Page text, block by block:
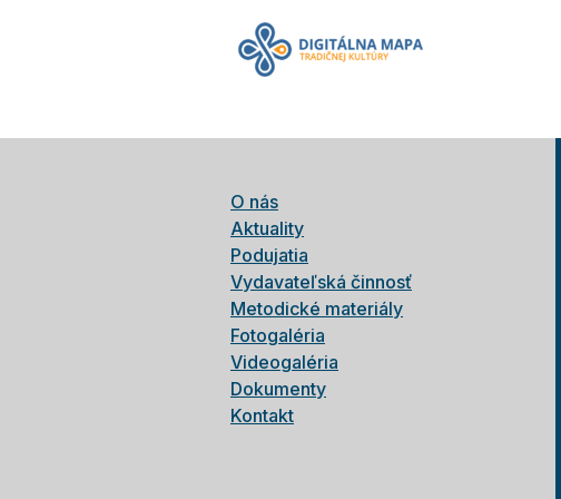
O nás
Aktuality
Podujatia
Vydavateľská činnosť
Metodické materiály
Fotogaléria
Videogaléria
Dokumenty
Kontakt